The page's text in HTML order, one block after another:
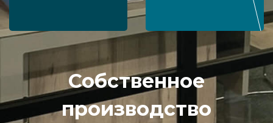
Собственное
производство